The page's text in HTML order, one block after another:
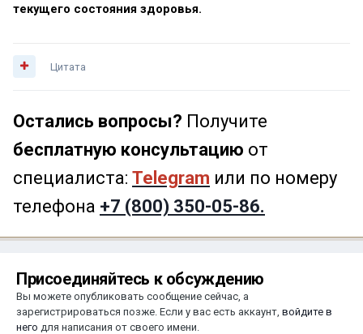
текущего состояния здоровья.
Цитата
Остались вопросы? Получите
бесплатную консультацию от
специалиста: Telegram или по номеру
телефона +7 (800) 350-05-86.
Присоединяйтесь к обсуждению
Вы можете опубликовать сообщение сейчас, а
зарегистрироваться позже. Если у вас есть аккаунт, войдите в
него для написания от своего имени.